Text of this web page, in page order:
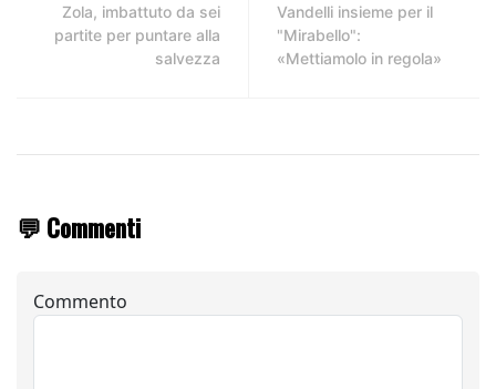
Zola, imbattuto da sei
partite per puntare alla
salvezza
Vandelli insieme per il
"Mirabello":
«Mettiamolo in regola»
💬 Commenti